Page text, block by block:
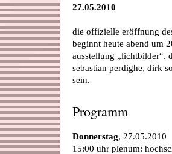
27.05.2010
die offizielle eröffnung
beginnt heute abend um
ausstellung „lichtbilder“.
sebastian perdighe, dirk
sein.
Programm
Donnerstag, 27.05.2010
15:00 uhr plenum: